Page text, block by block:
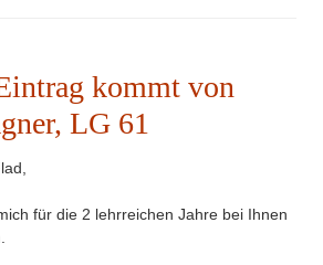
kommt von
LG 61
für die 2 lehrreichen Jahre bei Ihnen